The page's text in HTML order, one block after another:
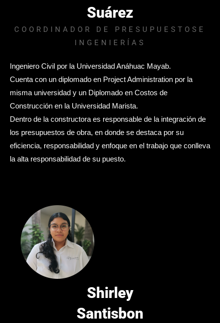
Suárez
COORDINADOR DE PRESUPUESTOSE
INGENIERÍAS
Ingeniero Civil por la Universidad Anáhuac Mayab.
Cuenta con un diplomado en Project Administration por la
misma universidad y un Diplomado en Costos de
Construcción en la Universidad Marista.
Dentro de la constructora es responsable de la integración de
los presupuestos de obra, en donde se destaca por su
eficiencia, responsabilidad y enfoque en el trabajo que conlleva
la alta responsabilidad de su puesto.
Shirley
Santisbon